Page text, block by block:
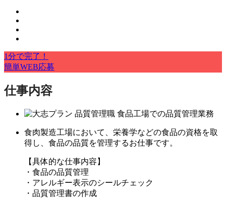
1分で完了！
簡単WEB応募
仕事内容
食肉製造工場において、栄養学などの食品の資格を取
得し、食品の品質を管理するお仕事です。
【具体的な仕事内容】
・食品の品質管理
・アレルギー表示のシールチェック
・品質管理書の作成